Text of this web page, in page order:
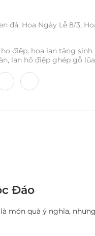
đá, Hoa Ngày Lễ 8/3,
điệp, hoa lan tặng sinh
, lan hồ điệp ghép gỗ lũa
Đáo
món quà ý nghĩa,